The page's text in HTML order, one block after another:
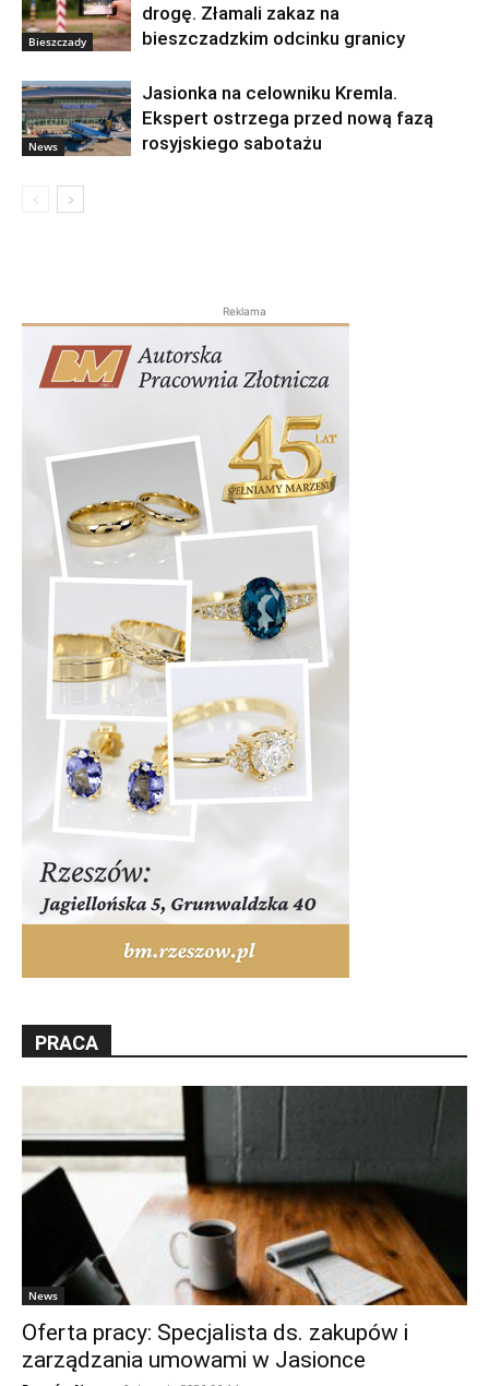
Bieszczady
drogę. Złamali zakaz na
bieszczadzkim odcinku granicy
News
Jasionka na celowniku Kremla.
Ekspert ostrzega przed nową fazą
rosyjskiego sabotażu
Reklama
PRACA
News
Oferta pracy: Specjalista ds. zakupów i
zarządzania umowami w Jasionce